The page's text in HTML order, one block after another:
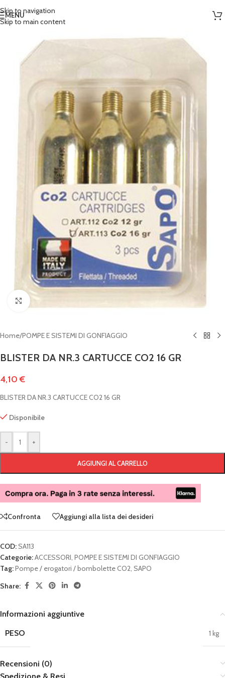
Skip to navigation
Skip to main content
MENU
Clicca per ingrandire
Home/POMPE E SISTEMI DI GONFIAGGIO
BLISTER DA NR.3 CARTUCCE CO2 16 GR
4,10€
BLISTER DA NR.3 CARTUCCE CO2 16 GR
Disponibile
- +
AGGIUNGI AL CARRELLO
Confronta Aggiungi alla lista dei desideri
COD:SA113
Categorie:ACCESSORI, POMPE E SISTEMI DI GONFIAGGIO
Tag:Pompe / erogatori / bombolette CO2, SAPO
Share:
Informazioni aggiuntive
PESO
1 kg
Recensioni (0)